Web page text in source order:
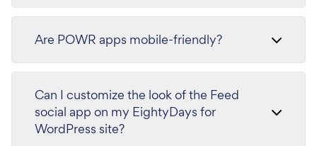
Are POWR apps mobile-friendly?
Can I customize the look of the Feed
social app on my EightyDays for
WordPress site?